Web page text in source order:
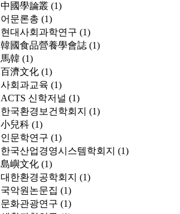
中國學論叢 (1)
어문론총 (1)
현대사회과학연구 (1)
韓國食品營養學會誌 (1)
馬韓 (1)
百濟文化 (1)
사회과교육 (1)
ACTS 신학저널 (1)
한국환경보건학회지 (1)
小兒科 (1)
인문학연구 (1)
한국산업경영시스템학회지 (1)
島嶼文化 (1)
대한환경공학회지 (1)
국악원논문집 (1)
문화관광연구 (1)